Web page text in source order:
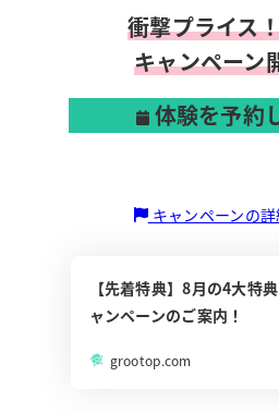
衝撃プライス
キャンペーン
体験を予約
キャンペーンの詳
【先着特典】8月の4大特
ャンペーンのご案内！
grootop.com